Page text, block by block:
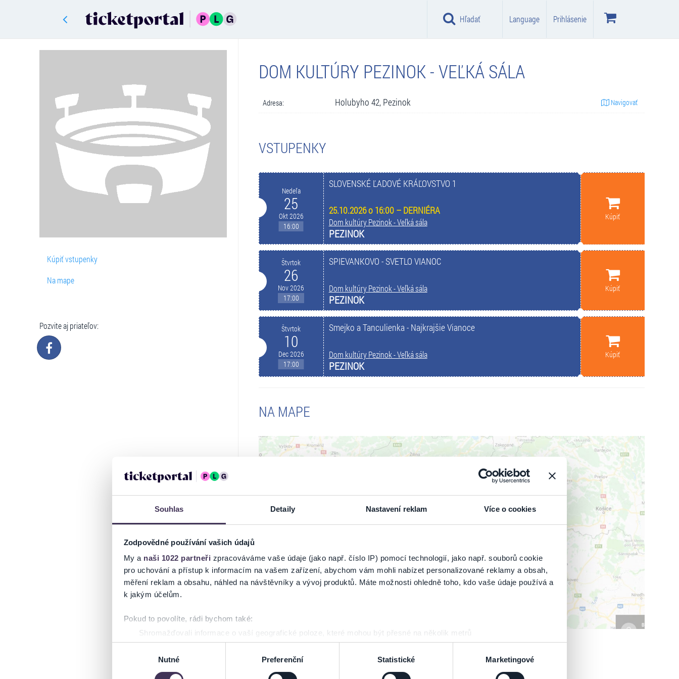
Souhlas Detaily Nastavení reklam Více o cookies
Zodpovědné používání vašich údajů
My a naši 1022 partneři zpracováváme vaše údaje (jako např. číslo IP) pomocí technologií, jako např. souborů cookie
pro uchování a přístup k informacím na vašem zařízení, abychom vám mohli nabízet personalizované reklamy a obsah,
měření reklam a obsahu, náhled na návštěvníky a vývoj produktů. Máte možnosti ohledně toho, kdo vaše údaje používá a
k jakým účelům.
Pokud to povolíte, rádi bychom také:
Shromažďovali informace o vaší geografické poloze, které mohou být přesné na několik metrů
Identifikovali vaše zařízení pomocí aktivního skenování pro konkrétní charakteristiky (otisk prstu)
Zjistěte více o tom, jak zpracováváme vaše osobní údaje, a nastavte si předvolby v
části s podrobnostmi. Svůj souhlas
můžete kdykoliv změnit nebo odvolat v části Prohlášení o souborech cookie.
Nutné Preferenční Statistické Marketingové
Hľadať Language Prihlásenie
Kúpiť vstupenky
Na mape
Pozvite aj priateľov:
DOM KULTÚRY PEZINOK - VEĽKÁ SÁLA
Adresa: Holubyho 42, Pezinok Navigovať
VSTUPENKY
Nedeľa
25
Okt 2026
16:00
SLOVENSKÉ ĽADOVÉ KRÁĽOVSTVO 1
25.10.2026 o 16:00 – DERNIÉRA
Dom kultúry Pezinok - Veľká sála
PEZINOK
Kúpiť
Štvrtok
26
Nov 2026
17:00
SPIEVANKOVO - SVETLO VIANOC
Dom kultúry Pezinok - Veľká sála
PEZINOK
Kúpiť
Štvrtok
10
Dec 2026
17:00
Smejko a Tanculienka - Najkrajšie Vianoce
Dom kultúry Pezinok - Veľká sála
PEZINOK
Kúpiť
NA MAPE